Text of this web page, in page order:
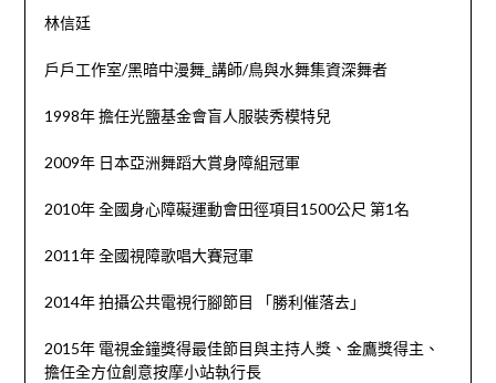
林信廷
戶戶工作室/黑暗中漫舞_講師/鳥與水舞集資深舞者
1998年 擔任光鹽基金會盲人服裝秀模特兒
2009年 日本亞洲舞蹈大賞身障組冠軍
2010年 全國身心障礙運動會田徑項目1500公尺 第1名
2011年 全國視障歌唱大賽冠軍
2014年 拍攝公共電視行腳節目 「勝利催落去」
2015年 電視金鐘獎得最佳節目與主持人獎、金鷹獎得主、
擔任全方位創意按摩小站執行長